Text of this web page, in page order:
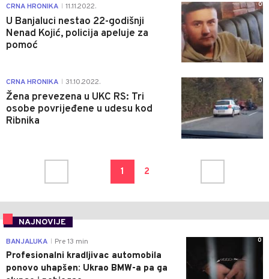
CRNA HRONIKA 11.11.2022.
U Banjaluci nestao 22-godišnji
Nenad Kojić, policija apeluje za
pomoć
0
CRNA HRONIKA 31.10.2022.
Žena prevezena u UKC RS: Tri
osobe povrijeđene u udesu kod
Ribnika
0
1 2
NAJNOVIJE
0
BANJALUKA Pre 13 min
Profesionalni kradljivac automobila
ponovo uhapšen: Ukrao BMW-a pa ga